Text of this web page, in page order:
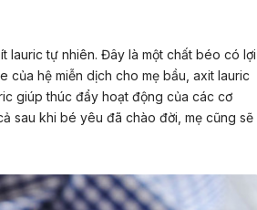
lauric tự nhiên. Đây là một chất béo có lợi
của hệ miễn dịch cho mẹ bầu, axit lauric
giúp thúc đẩy hoạt động của các cơ
sau khi bé yêu đã chào đời, mẹ cũng sẽ